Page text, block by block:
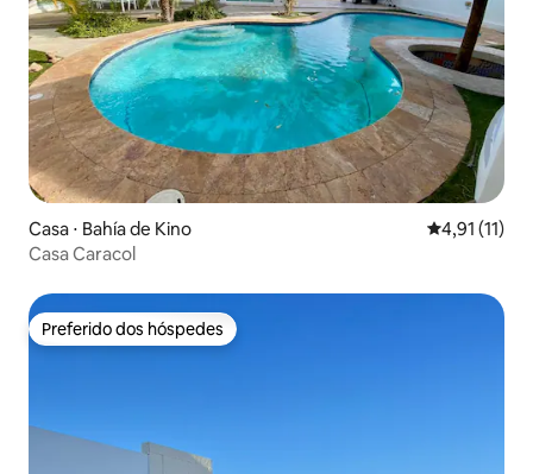
Casa ⋅ Bahía de Kino 4,91 de uma
4,91 (11)
Casa Caracol
Preferido dos hóspedes
Preferido dos hóspedes